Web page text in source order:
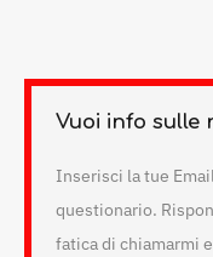
Vuoi info sulle
Inserisci la tue
questionario.
fatica di chiamarmi